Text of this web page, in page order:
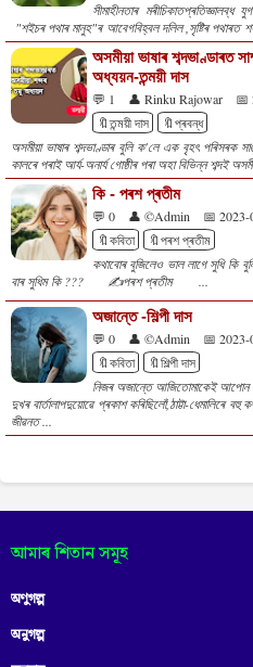
সীমাহীনতাৰ
"শইচৰ পথাৰ মানুহ"ৰ আবেগবিহ্বল দলিল ,সৃষ্টিৰ
অসমীয়া ভাষাৰ শব্দভাণ্ডাৰত
অধ্যয়ন-তন্ময়ী দাস
💬 1 👤 Rinku Rajowar
📅
🔖তন্ময়ী দাস
🔖প্ৰবন্ধ
অসমীয়া ভাষাৰ শব্দভাণ্ডাৰ বুলি ক'লে এক বৃহৎ পৰিসৰক
কালৰে পৰাই আৰ্য-অনাৰ্য গোষ্ঠীৰ পৰা অহা বিভিন্ন শব্দই
কি - পৰশ প্ৰতীম
💬 0 👤 ©Admin
📅 2023-
🔖কবিতা
🔖পৰশ প্ৰতীম
কথাবোৰ বুজিলেও ভাল লাগে সুধি কি
বাৰ সুধিম কি ??? ✍️পৰশ প্ৰতীম ...
অজান্তে -শিল্পী দাস
💬 0 👤 ©Admin
📅 2023-
🔖কবিতা
🔖শিল্পী দাস
নিজৰ অজান্তে আজিতোমাকেই আপোন
দুখৰ বাৰ্তালাপদুয়োৱে প্ৰকাশ কৰিছিলোঁ,ঠাট্টা-
জীৱনত ...
আমাৰ শিতান সমূহ
অণুগল্প
অনুগল্প